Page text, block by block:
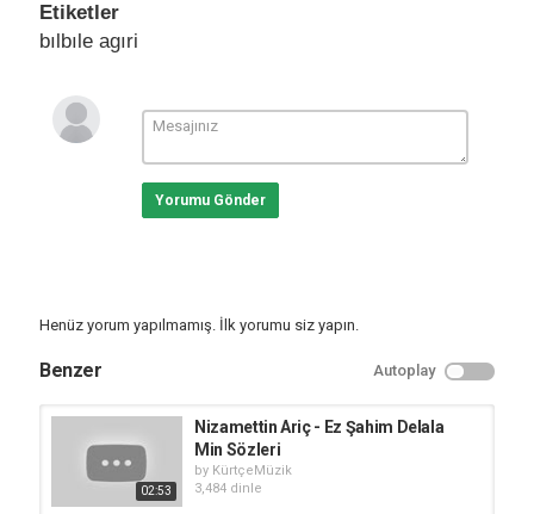
Etiketler
bılbıle agıri
Yorumu Gönder
Henüz yorum yapılmamış. İlk yorumu siz yapın.
Benzer Autoplay
02:53
Nizamettin Ariç - Ez Şahim Delala
Min Sözleri
by KürtçeMüzik
3,484 dinle